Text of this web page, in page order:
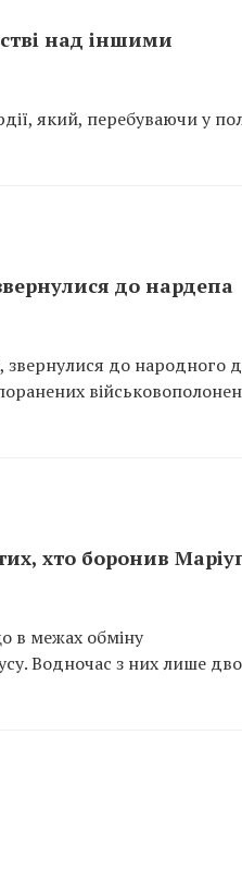
над іншими
який, перебуваючи у
до нардепа
звернулися до народного
хто боронив
в межах обміну
Водночас з них лише